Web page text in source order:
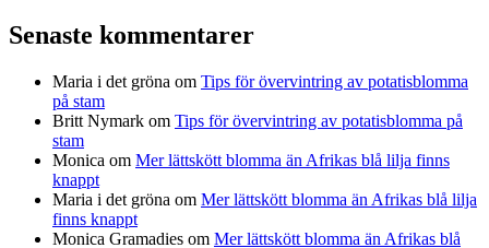
Senaste kommentarer
Maria i det gröna om Tips för övervintring av potatisblomma
på stam
Britt Nymark om Tips för övervintring av potatisblomma på
stam
Monica om Mer lättskött blomma än Afrikas blå lilja finns
knappt
Maria i det gröna om Mer lättskött blomma än Afrikas blå lilja
finns knappt
Monica Gramadies om Mer lättskött blomma än Afrikas blå